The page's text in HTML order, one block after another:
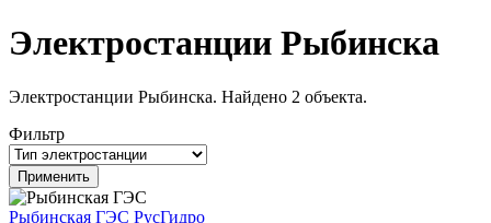
Электростанции Рыбинска
Электростанции Рыбинска. Найдено 2 объекта.
Фильтр
Рыбинская ГЭС РусГидро